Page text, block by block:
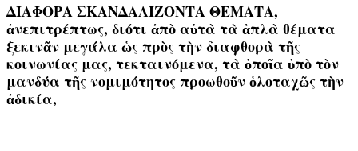
ΔΙΑΦΟΡΑ ΣΚΑΝΔΑΛΙΖΟΝΤΑ ΘΕΜΑΤΑ,
ἀνεπιτρέπτως, διότι ἀπὸ αὐτὰ τὰ ἁπλὰ θέματα
ξεκινᾶν μεγάλα ὡς πρὸς τὴν διαφθορὰ τῆς
κοινωνίας μας, τεκταινόμενα, τὰ ὁποῖα ὑπὸ τὸν
μανδύα τῆς νομιμότητος προωθοῦν ὁλοταχῶς τὴν
ἀδικία,